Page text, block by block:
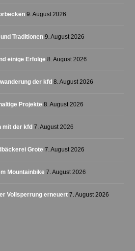
9. August 2026
Traditionen 9. August 2026
einige Erfolge 8. August 2026
der kfd 8. August 2026
Projekte 8. August 2026
mit der kfd 7. August 2026
Grote 7. August 2026
Mountainbike 7. August 2026
Vollsperrung erneuert 7. August 2026